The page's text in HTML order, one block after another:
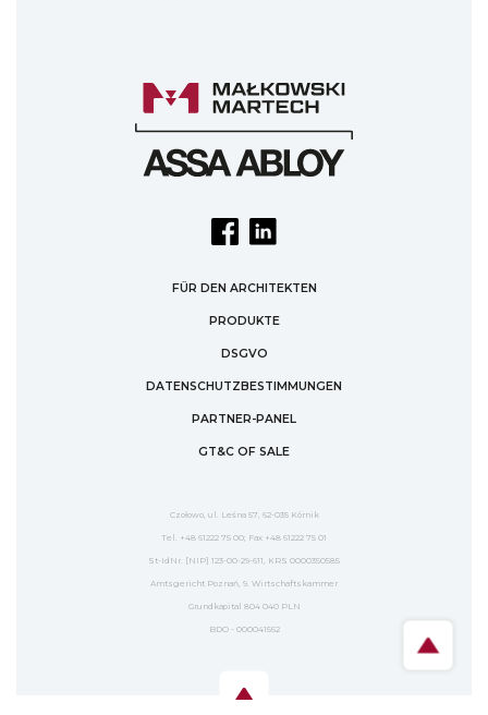
FÜR DEN ARCHITEKTEN
PRODUKTE
DSGVO
DATENSCHUTZBESTIMMUNGEN
PARTNER-PANEL
GT&C OF SALE
Czołowo, ul. Leśna 57, 62-035 Kórnik
Tel. +48 61222 75 00; Fax +48 61222 75 01
St-IdNr. [NIP] 123-00-29-611, KRS 0000350585
Amtsgericht Poznań, 9. Wirtschaftskammer
Grundkapital 804 040 PLN
BDO - 000041562